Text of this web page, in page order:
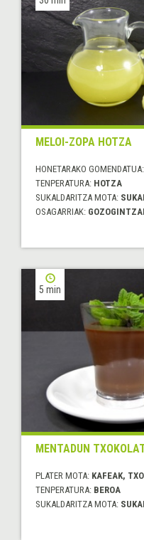
MELOI-ZOPA HOTZA
HONETARAKO GOMENDATUA:
TENPERATURA: HOTZA
SUKALDARITZA MOTA:
OSAGARRIAK:
5 min
MENTADUN
PLATER MOTA: KAFEAK,
TENPERATURA: BEROA
SUKALDARITZA MOTA: